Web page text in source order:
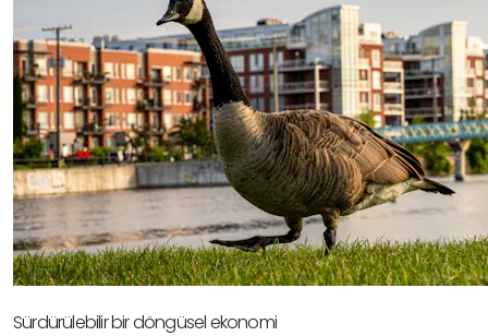
Sürdürülebilir bir döngüsel ekonomi